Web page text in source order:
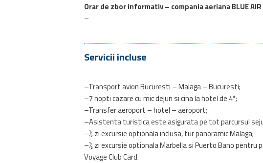
Orar de zbor informativ – compania aeriana BLUE AIR
–
Servicii incluse
–Transport avion Bucuresti – Malaga – Bucuresti;
–7 nopti cazare cu mic dejun si cina la hotel de 4*;
–Transfer aeroport – hotel – aeroport;
–Asistenta turistica este asigurata pe tot parcursul
–½ zi excursie optionala inclusa, tur panoramic Malaga;
–½ zi excursie optionala Marbella si Puerto Bano pentru
Voyage Club Card.